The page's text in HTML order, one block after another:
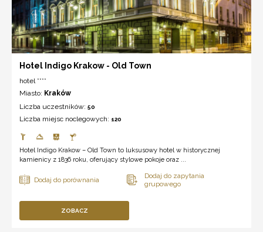
Hotel Indigo Krakow - Old Town
hotel ****
Miasto: Kraków
Liczba uczestników: 50
Liczba miejsc noclegowych: 120
Hotel Indigo Krakow – Old Town to luksusowy hotel w historycznej
kamienicy z 1836 roku, oferujący stylowe pokoje oraz ...
ZOBACZ